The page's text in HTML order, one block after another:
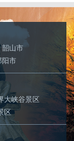
韶山市
阳市
大峡谷景区
区
山旅游景区